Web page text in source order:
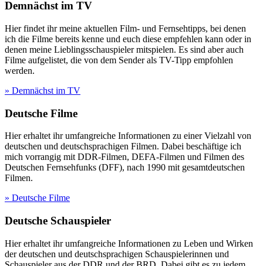
Demnächst im TV
Hier findet ihr meine aktuellen Film- und Fernsehtipps, bei denen
ich die Filme bereits kenne und euch diese empfehlen kann oder in
denen meine Lieblingsschauspieler mitspielen. Es sind aber auch
Filme aufgelistet, die von dem Sender als TV-Tipp empfohlen
werden.
» Demnächst im TV
Deutsche Filme
Hier erhaltet ihr umfangreiche Informationen zu einer Vielzahl von
deutschen und deutschsprachigen Filmen. Dabei beschäftige ich
mich vorrangig mit DDR-Filmen, DEFA-Filmen und Filmen des
Deutschen Fernsehfunks (DFF), nach 1990 mit gesamtdeutschen
Filmen.
» Deutsche Filme
Deutsche Schauspieler
Hier erhaltet ihr umfangreiche Informationen zu Leben und Wirken
der deutschen und deutschsprachigen Schauspielerinnen und